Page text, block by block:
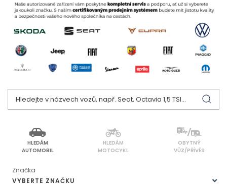
HLEDÁM
AUTOMOBIL
HLEDÁM
MOTOCYKL
OBYTNÝ
VŮZ/PŘÍVĚS
Značka
VYBERTE ZNAČKU